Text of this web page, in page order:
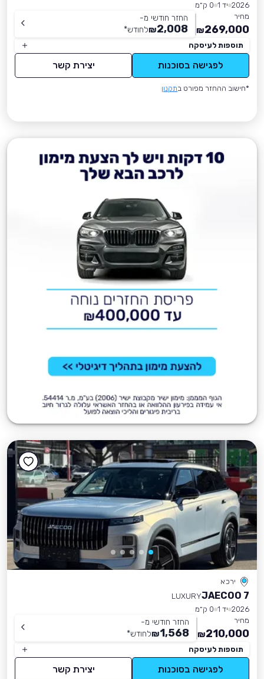
2026 יד 1
0 ק״מ
מחיר
269,000
₪
החזר חודשי מ-
2,008
₪לחודש*
תוספות לעיסקה
לפגישה בסוכנות יצירת קשר
*חישוב ההחזר מפורט בתקנון
ירכא
JAECOO 7
LUXURY
2026 יד 1
0 ק״מ
מחיר
210,000
₪
החזר חודשי מ-
1,568
₪לחודש*
תוספות לעיסקה
לפגישה בסוכנות יצירת קשר